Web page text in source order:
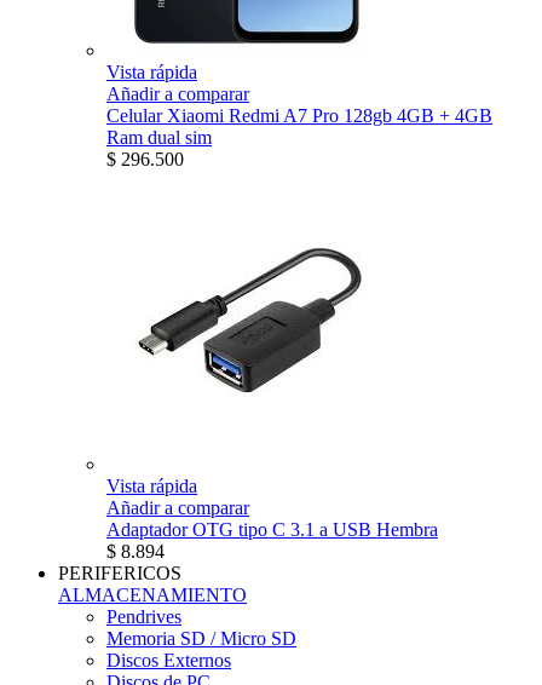
Vista rápida
Añadir a comparar
Celular Xiaomi Redmi A7 Pro 128gb 4GB + 4GB
Ram dual sim
$ 296.500
Vista rápida
Añadir a comparar
Adaptador OTG tipo C 3.1 a USB Hembra
$ 8.894
PERIFERICOS
ALMACENAMIENTO
Pendrives
Memoria SD / Micro SD
Discos Externos